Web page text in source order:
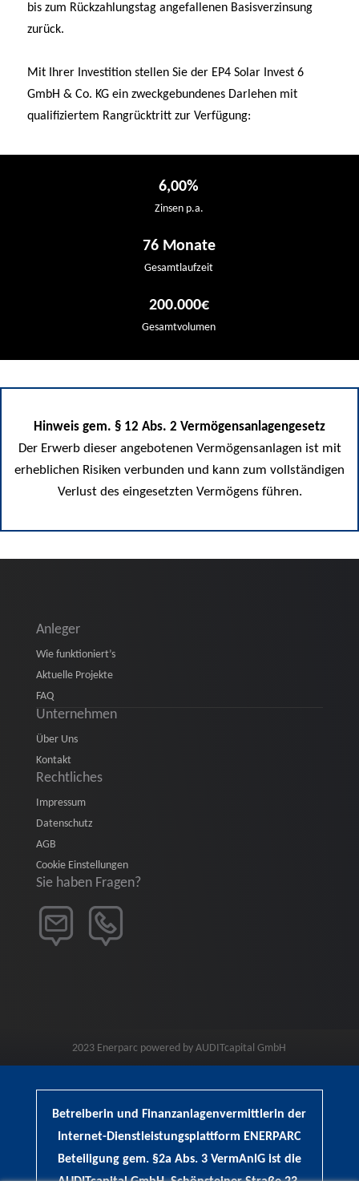
bis zum Rückzahlungstag angefallenen Basisverzinsung
zurück.
Mit Ihrer Investition stellen Sie der EP4 Solar Invest 6
GmbH & Co. KG ein zweckgebundenes Darlehen mit
qualifiziertem Rangrücktritt zur Verfügung:
6,00%
Zinsen p.a.
76 Monate
Gesamtlaufzeit
200.000€
Gesamtvolumen
Hinweis gem. § 12 Abs. 2 Vermögensanlagengesetz
Der Erwerb dieser angebotenen Vermögensanlagen ist mit
erheblichen Risiken verbunden und kann zum vollständigen
Verlust des eingesetzten Vermögens führen.
Anleger
Wie funktioniert’s
Aktuelle Projekte
FAQ
Unternehmen
Über Uns
Kontakt
Rechtliches
Impressum
Datenschutz
AGB
Cookie Einstellungen
Sie haben Fragen?
2023 Enerparc powered by AUDITcapital GmbH
Betreiberin und Finanzanlagenvermittlerin der
Internet-Dienstleistungsplattform ENERPARC
Beteiligung gem. §2a Abs. 3 VermAnlG ist die
AUDITcapital GmbH, Schönsteiner Straße 23,